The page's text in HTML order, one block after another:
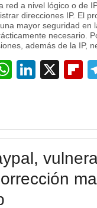
red a nivel lógico o de
direcciones IP. El
mayor seguridad en
necesario.
además de la IP,
X